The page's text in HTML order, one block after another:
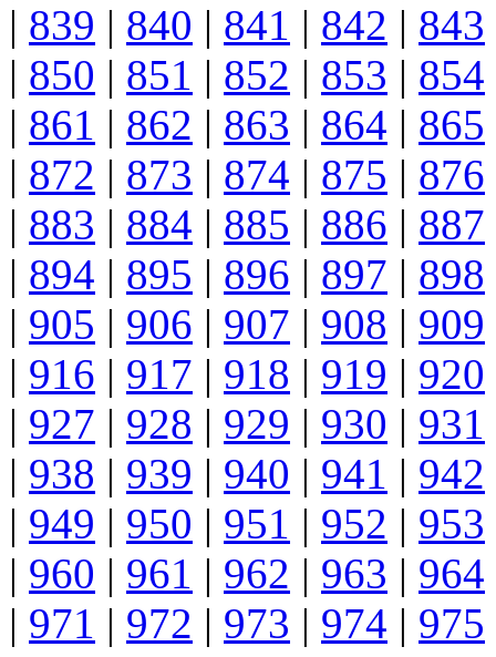
| 839 | 840 | 841 | 842 | 843
| 850 | 851 | 852 | 853 | 854
| 861 | 862 | 863 | 864 | 865
| 872 | 873 | 874 | 875 | 876
| 883 | 884 | 885 | 886 | 887
| 894 | 895 | 896 | 897 | 898
| 905 | 906 | 907 | 908 | 909
| 916 | 917 | 918 | 919 | 920
| 927 | 928 | 929 | 930 | 931
| 938 | 939 | 940 | 941 | 942
| 949 | 950 | 951 | 952 | 953
| 960 | 961 | 962 | 963 | 964
| 971 | 972 | 973 | 974 | 975